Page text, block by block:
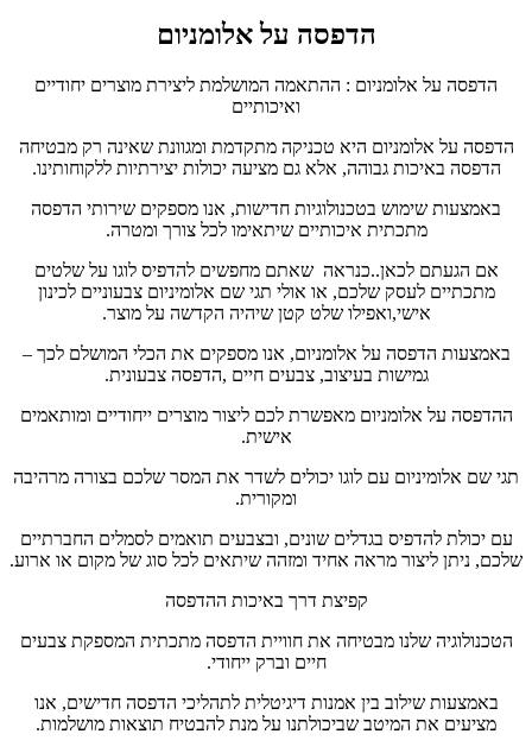
הדפסה על אלומניום
הדפסה על אלומניום : ההתאמה המושלמת ליצירת מוצרים יחודיים
ואיכותיים
הדפסה על אלומניום היא טכניקה מתקדמת ומגוונת שאינה רק מבטיחה
הדפסה באיכות גבוהה, אלא גם מציעה יכולות יצירתיות ללקוחותינו.
באמצעות שימוש בטכנולוגיות חדישות, אנו מספקים שירותי הדפסה
מתכתית איכותיים שיתאימו לכל צורך ומטרה.
אם הגעתם לכאן..כנראה שאתם מחפשים להדפיס לוגו על שלטים
מתכתיים לעסק שלכם, או אולי תגי שם אלומיניום צבעוניים לכינון
אישי,ואפילו שלט קטן שיהיה הקדשה על מוצר.
באמצעות הדפסה על אלומניום, אנו מספקים את הכלי המושלם לכך –
גמישות בעיצוב, צבעים חיים ,הדפסה צבעונית.
ההדפסה על אלומניום מאפשרת לכם ליצור מוצרים ייחודיים ומותאמים
אישית.
תגי שם אלומיניום עם לוגו יכולים לשדר את המסר שלכם בצורה מרהיבה
ומקורית.
עם יכולת להדפיס בגדלים שונים, ובצבעים תואמים לסמלים החברתיים
שלכם, ניתן ליצור מראה אחיד ומזהה שיתאים לכל סוג של מקום או ארוע.
קפיצת דרך באיכות ההדפסה
הטכנולוגיה שלנו מבטיחה את חוויית הדפסה מתכתית המספקת צבעים
חיים וברק ייחודי.
באמצעות שילוב בין אמנות דיגיטלית לתהליכי הדפסה חדישים, אנו
מציעים את המיטב שביכולתנו על מנת להבטיח תוצאות מושלמות.